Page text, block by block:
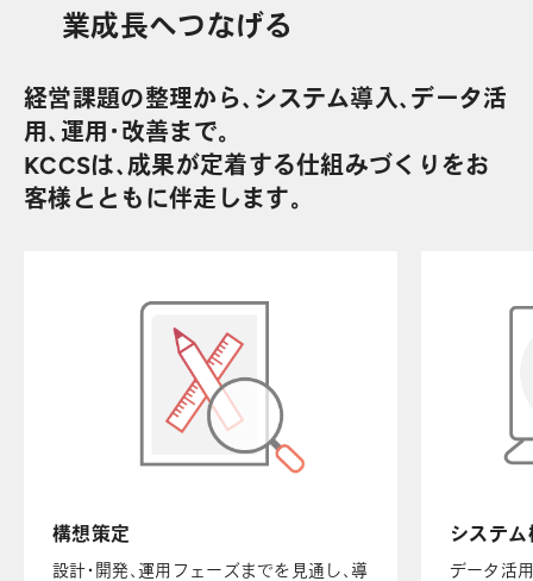
業成長へつなげる
経営課題の整理から、システム導入、データ活
用、運用・改善まで。
KCCSは、成果が定着する仕組みづくりをお
客様とともに伴走します。
構想策定
設計・開発、運用フェーズまでを見通し、導
システム
データ活